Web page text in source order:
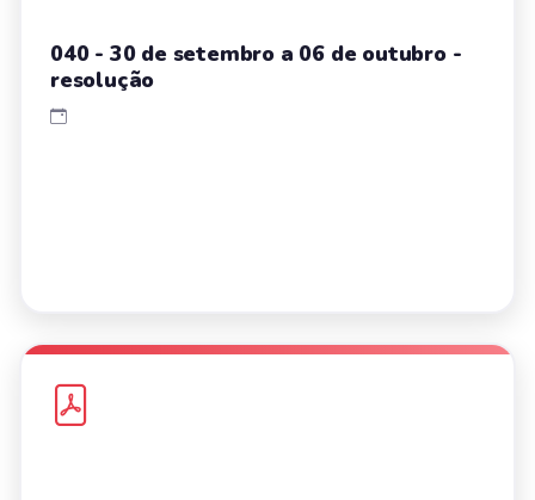
040 - 30 de setembro a 06 de outubro -
resolução